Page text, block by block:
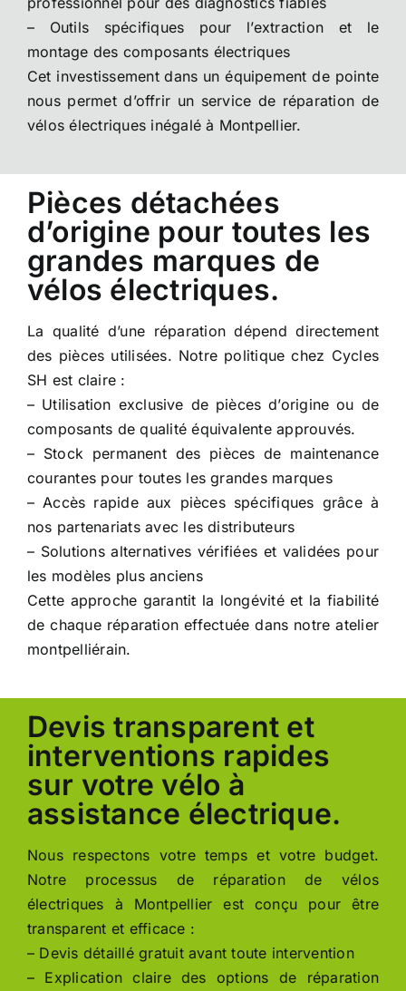
– Outils spécifiques pour l’extraction et le
montage des composants électriques
Cet investissement dans un équipement de pointe
nous permet d’offrir un service de réparation de
vélos électriques inégalé à Montpellier.
Pièces détachées
d’origine pour toutes les
grandes marques de
vélos électriques.
La qualité d’une réparation dépend directement
des pièces utilisées. Notre politique chez Cycles
SH est claire :
– Utilisation exclusive de pièces d’origine ou de
composants de qualité équivalente approuvés.
– Stock permanent des pièces de maintenance
courantes pour toutes les grandes marques
– Accès rapide aux pièces spécifiques grâce à
nos partenariats avec les distributeurs
– Solutions alternatives vérifiées et validées pour
les modèles plus anciens
Cette approche garantit la longévité et la fiabilité
de chaque réparation effectuée dans notre atelier
montpelliérain.
Devis transparent et
interventions rapides
sur votre vélo à
assistance électrique.
Nous respectons votre temps et votre budget.
Notre processus de réparation de vélos
électriques à Montpellier est conçu pour être
transparent et efficace :
– Devis détaillé gratuit avant toute intervention
– Explication claire des options de réparation